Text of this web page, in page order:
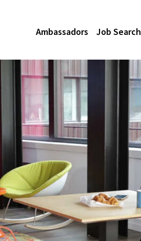
Ambassadors Job Search